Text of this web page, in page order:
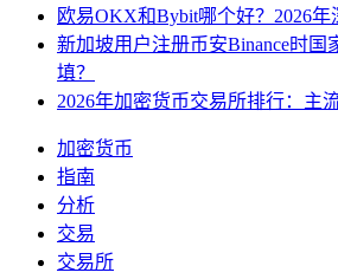
欧易OKX和Bybit哪个好？2026年
新加坡用户注册币安Binance时国
填？
2026年加密货币交易所排行：主
加密货币
指南
分析
交易
交易所